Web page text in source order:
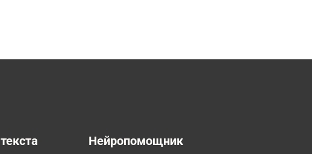
Нейропомощник